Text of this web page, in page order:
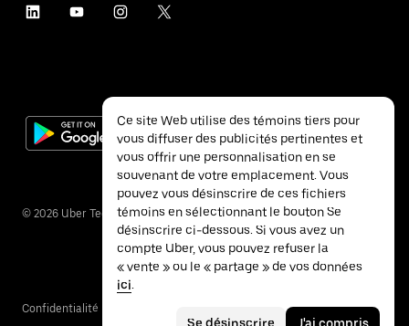
© 2026 Uber Technologies inc.
Confidentialité
Ce site Web utilise des témoins tiers pour
vous diffuser des publicités pertinentes et
vous offrir une personnalisation en se
souvenant de votre emplacement. Vous
pouvez vous désinscrire de ces fichiers
témoins en sélectionnant le bouton Se
désinscrire ci-dessous. Si vous avez un
compte Uber, vous pouvez refuser la
« vente » ou le « partage » de vos données
ici.